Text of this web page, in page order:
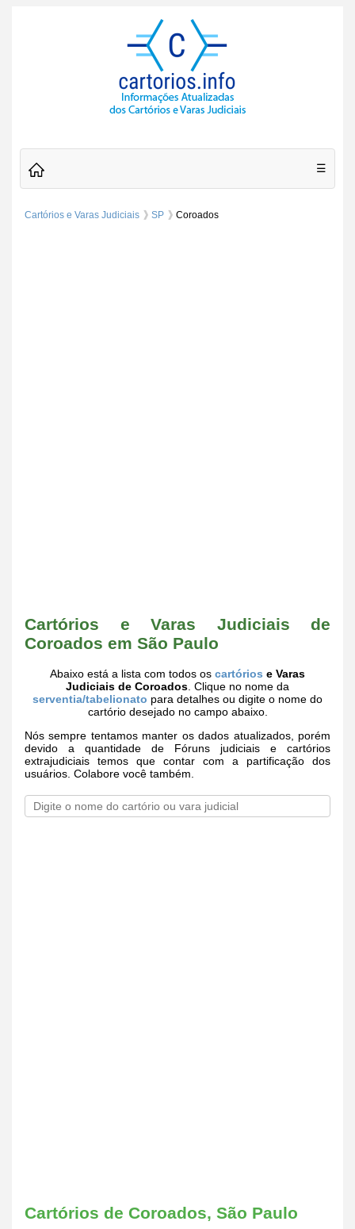
☰
Cartórios e Varas Judiciais SP Coroados
Cartórios e Varas Judiciais de
Coroados em São Paulo
Abaixo está a lista com todos os cartórios e Varas
Judiciais de Coroados . Clique no nome da
serventia/tabelionato para detalhes ou digite o nome do
cartório desejado no campo abaixo.
Nós sempre tentamos manter os dados atualizados, porém
devido a quantidade de Fóruns judiciais e cartórios
extrajudiciais temos que contar com a partificação dos
usuários. Colabore você também.
Cartórios de Coroados, São Paulo